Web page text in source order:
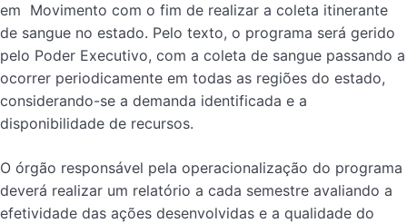
em Movimento com o fim de realizar a coleta itinerante
de sangue no estado. Pelo texto, o programa será gerido
pelo Poder Executivo, com a coleta de sangue passando a
ocorrer periodicamente em todas as regiões do estado,
considerando-se a demanda identificada e a
disponibilidade de recursos.
O órgão responsável pela operacionalização do programa
deverá realizar um relatório a cada semestre avaliando a
efetividade das ações desenvolvidas e a qualidade do